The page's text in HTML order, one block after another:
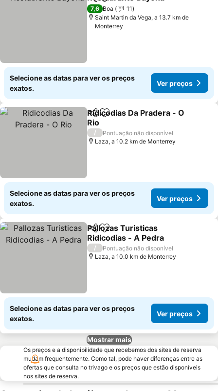
PartilharAdicionar aos favoritos
7,6 Boa
11
Saint Martin da Vega, a 13.7 km de
Monterrey
Selecione as datas para ver os preços
exatos.
Ver preços
PartilharAdicionar aos favoritos
Ridicodias Da Pradera - O
Rio
/
Pontuação não disponível
Laza, a 10.2 km de Monterrey
Selecione as datas para ver os preços
exatos.
Ver preços
PartilharAdicionar aos favoritos
Pallozas Turisticas
Ridicodias - A Pedra
/
Pontuação não disponível
Laza, a 10.0 km de Monterrey
Selecione as datas para ver os preços
exatos.
Ver preços
Mostrar mais
Os preços e a disponibilidade que recebemos dos sites de reserva
mudam frequentemente. Como tal, pode haver diferenças entre as
ofertas que consulta no trivago e os preços que estão disponíveis
nos sites de reserva.